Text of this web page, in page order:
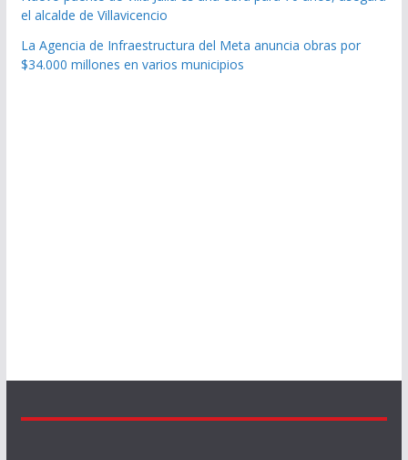
el alcalde de Villavicencio
La Agencia de Infraestructura del Meta anuncia obras por
$34.000 millones en varios municipios